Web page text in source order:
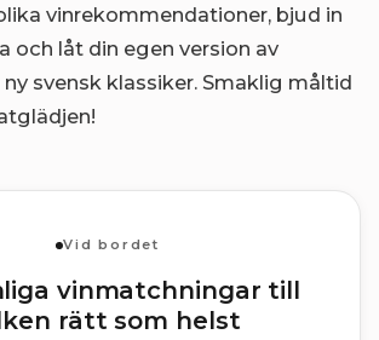
vinrekommendationer, bjud in
och låt din egen version av
svensk klassiker. Smaklig måltid
Vid bordet
vinmatchningar till
rätt som helst